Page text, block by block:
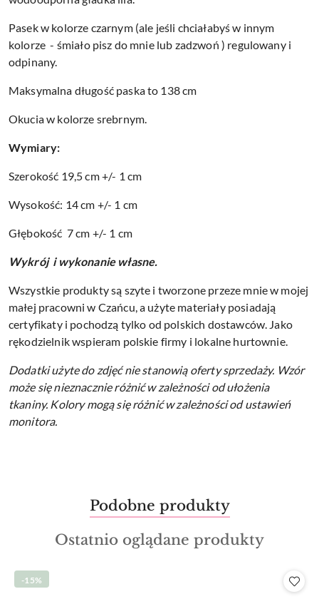
Pasek w kolorze czarnym (ale jeśli chciałabyś w innym
kolorze - śmiało pisz do mnie lub zadzwoń ) regulowany i
odpinany.
Maksymalna długość paska to 138 cm
Okucia w kolorze srebrnym.
Wymiary:
Szerokość 19,5 cm +/- 1 cm
Wysokość: 14 cm +/- 1 cm
Głębokość 7 cm +/- 1 cm
Wykrój i wykonanie własne.
Wszystkie produkty są szyte i tworzone przeze mnie w mojej
małej pracowni w Czańcu, a użyte materiały posiadają
certyfikaty i pochodzą tylko od polskich dostawców. Jako
rękodzielnik wspieram polskie firmy i lokalne hurtownie.
Dodatki użyte do zdjęć nie stanowią oferty sprzedaży. Wzór
może się nieznacznie różnić w zależności od ułożenia
tkaniny. Kolory mogą się różnić w zależności od ustawień
monitora.
Pomiń karuzelę produktów
Produkty
o
statusie:
Podobne produkty
Produkty
Ostatnio oglądane produkty
-15%